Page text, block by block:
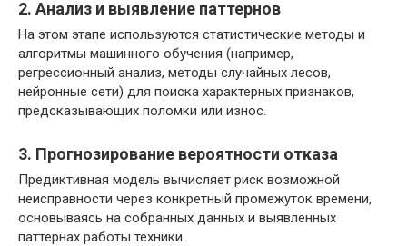
2. Анализ и выявление паттернов
На этом этапе используются статистические методы и
алгоритмы машинного обучения (например,
регрессионный анализ, методы случайных лесов,
нейронные сети) для поиска характерных признаков,
предсказывающих поломки или износ.
3. Прогнозирование вероятности отказа
Предиктивная модель вычисляет риск возможной
неисправности через конкретный промежуток времени,
основываясь на собранных данных и выявленных
паттернах работы техники.